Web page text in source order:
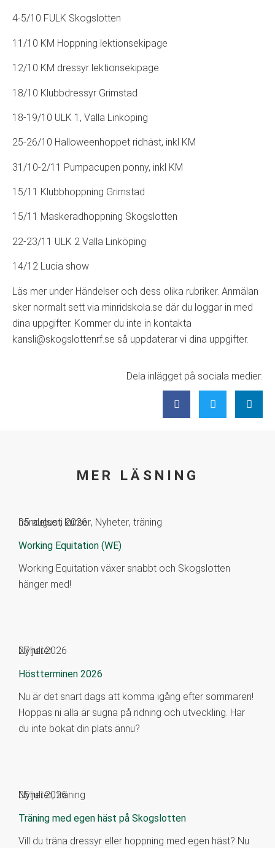
4-5/10 FULK Skogslotten
11/10 KM Hoppning lektionsekipage
12/10 KM dressyr lektionsekipage
18/10 Klubbdressyr Grimstad
18-19/10 ULK 1, Valla Linköping
25-26/10 Halloweenhoppet ridhäst, inkl KM
31/10-2/11 Pumpacupen ponny, inkl KM
15/11 Klubbhoppning Grimstad
15/11 Maskeradhoppning Skogslotten
22-23/11 ULK 2 Valla Linköping
14/12 Lucia show
Läs mer under Händelser och dess olika rubriker. Anmälan
sker normalt sett via minridskola.se där du loggar in med
dina uppgifter. Kommer du inte in kontakta
kansli@skogslottenrf.se så uppdaterar vi dina uppgifter.
Dela inlägget på sociala medier:
MER LÄSNING
händelser, kurser, Nyheter, träning
Working Equitation (WE)
Working Equitation växer snabbt och Skogslotten
hänger med!
05 augusti 2026
Nyheter
Höstterminen 2026
Nu är det snart dags att komma igång efter sommaren!
Hoppas ni alla är sugna på ridning och utveckling. Har
du inte bokat din plats ännu?
27 juli 2026
Nyheter, träning
Träning med egen häst på Skogslotten
Vill du träna dressyr eller hoppning med egen häst? Nu
05 juli 2026